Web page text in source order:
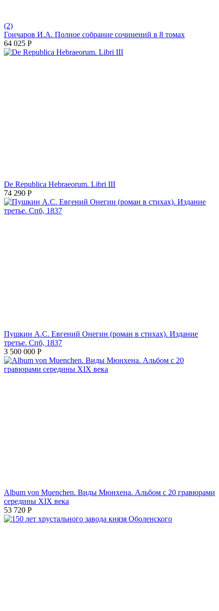
(2)
Гончаров И.А. Полное собрание сочинений в 8 томах
64 025 Р
De Republica Hebraeorum. Libri III
74 290 Р
Пушкин А.С. Евгений Онегин (роман в стихах). Издание
третье. Спб, 1837
3 500 000 Р
Album von Muenchen. Виды Мюнхена. Альбом с 20 гравюрами
середины XIX века
53 720 Р